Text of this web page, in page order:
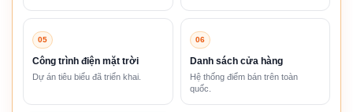
05
Công trình điện mặt trời
Dự án tiêu biểu đã triển khai.
06
Danh sách cửa hàng
Hệ thống điểm bán trên toàn
quốc.